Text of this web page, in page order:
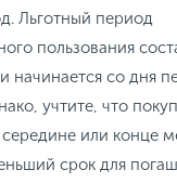
Льготный период
пользования
начинается со дня
учтите, что
или конце
срок для